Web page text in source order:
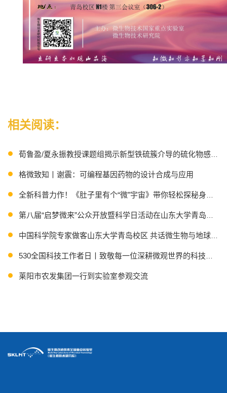
相关阅读：
荀鲁盈/夏永振教授课题组揭示新型铁硫簇介导的硫化物感应
格微致知丨谢震：可编程基因药物的设计合成与应用
全新科普力作！《肚子里有个“微”宇宙》带你轻松探秘身体里
第八届“启梦微来”公众开放暨科学日活动在山东大学青岛校区
中国科学院专家做客山东大学青岛校区 共话微生物与地球系
530全国科技工作者日丨致敬每一位深耕微观世界的科技工作
莱阳市农发集团一行到实验室参观交流